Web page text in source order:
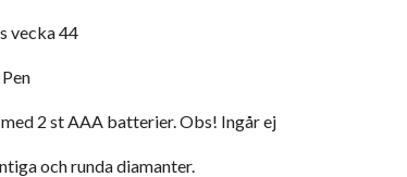
vecka 44
2 st AAA batterier. Obs! Ingår ej
och runda diamanter.